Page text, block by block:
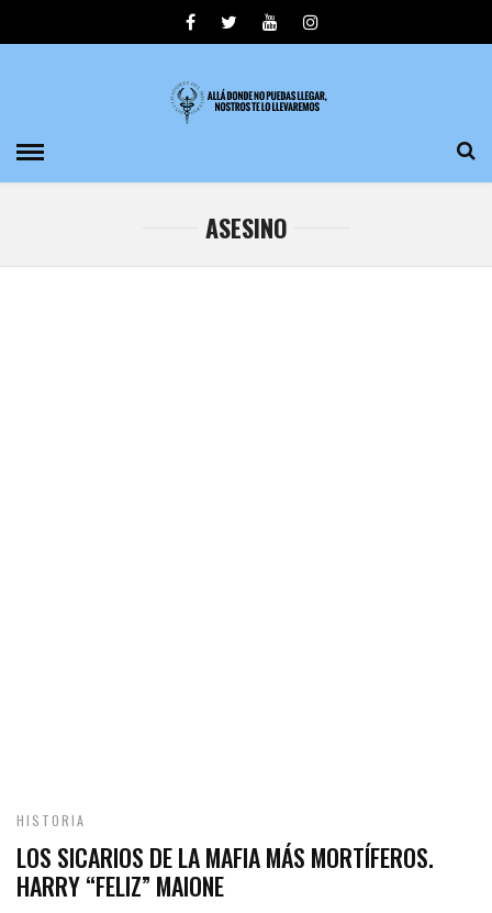
ASESINO
HISTORIA
LOS SICARIOS DE LA MAFIA MÁS MORTÍFEROS.
HARRY “FELIZ” MAIONE